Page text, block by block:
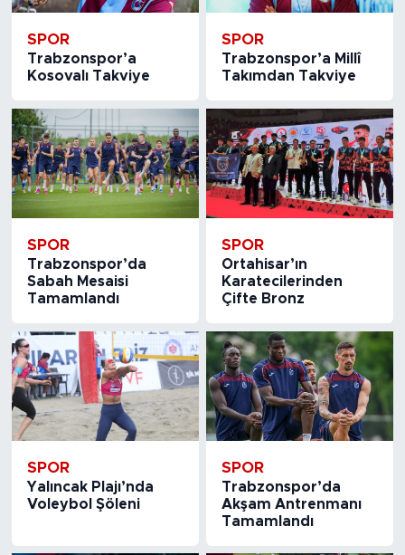
SPOR
Trabzonspor’a
Kosovalı Takviye
SPOR
Trabzonspor’a Millî
Takımdan Takviye
SPOR
Trabzonspor’da
Sabah Mesaisi
Tamamlandı
SPOR
Ortahisar’ın
Karatecilerinden
Çifte Bronz
SPOR
Yalıncak Plajı’nda
Voleybol Şöleni
SPOR
Trabzonspor’da
Akşam Antrenmanı
Tamamlandı